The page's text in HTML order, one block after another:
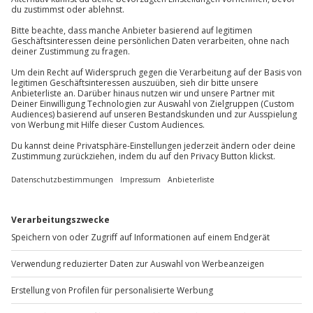
Kein Alkohol-/Drogeneinfluss
Gültiger Führerschein der Klasse B (2 Jahre in
Besitz)
Kaution: 500 € (in bar/Kreditkarte/EC-Karte)
Unterschriebener Haftungsausschluss
Ausrüstung & Kleidung
Mitzubringen: Führerschein,
Personalausweis/Reisepass
Teilnehmer
Kontakt & FAQ
Jochen Schweizer GmbH
81671 München
Du erreichst uns telefonisch zu folgenden Zeiten,
außer an bundesweiten Feiertagen:
Mo-Fr: 8-20 Uhr | Sa: 10-16 Uhr
Sichere Dir attraktive Firmenkunden Vorteile.
+49 89 / 60 60 89 700
Mo-Fr: 9-17 Uhr
b2b@jochen-schweizer.de